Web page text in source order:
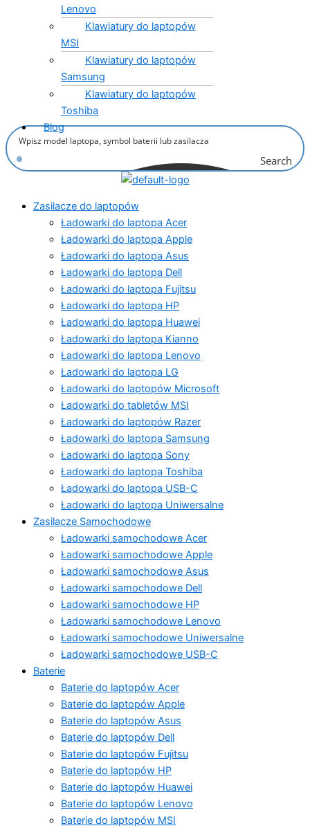
Lenovo
Klawiatury do laptopów
MSI
Klawiatury do laptopów
Samsung
Klawiatury do laptopów
Toshiba
Blog
Search
Zasilacze do laptopów
Ładowarki do laptopa Acer
Ładowarki do laptopa Apple
Ładowarki do laptopa Asus
Ładowarki do laptopa Dell
Ładowarki do laptopa Fujitsu
Ładowarki do laptopa HP
Ładowarki do laptopa Huawei
Ładowarki do laptopa Kianno
Ładowarki do laptopa Lenovo
Ładowarki do laptopa LG
Ładowarki do laptopów Microsoft
Ładowarki do tabletów MSI
Ładowarki do laptopów Razer
Ładowarki do laptopa Samsung
Ładowarki do laptopa Sony
Ładowarki do laptopa Toshiba
Ładowarki do laptopa USB-C
Ładowarki do laptopa Uniwersalne
Zasilacze Samochodowe
Ładowarki samochodowe Acer
Ładowarki samochodowe Apple
Ładowarki samochodowe Asus
Ładowarki samochodowe Dell
Ładowarki samochodowe HP
Ładowarki samochodowe Lenovo
Ładowarki samochodowe Uniwersalne
Ładowarki samochodowe USB-C
Baterie
Baterie do laptopów Acer
Baterie do laptopów Apple
Baterie do laptopów Asus
Baterie do laptopów Dell
Baterie do laptopów Fujitsu
Baterie do laptopów HP
Baterie do laptopów Huawei
Baterie do laptopów Lenovo
Baterie do laptopów MSI